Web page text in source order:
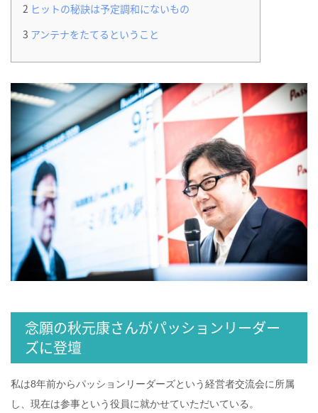
2 ヒットの秘訣は予定調和にないもの
3 アンテナをたてるということ
念願の秋元康さんがパッションリーダー
ズに登壇
私は8年前からパッションリーダーズという経営者交流会に所属
し、現在は参事という役員に就かせていただいている。